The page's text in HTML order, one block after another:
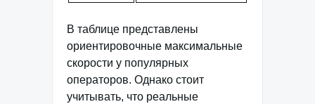
В таблице представлены
ориентировочные максимальные
скорости у популярных
операторов. Однако стоит
учитывать, что реальные